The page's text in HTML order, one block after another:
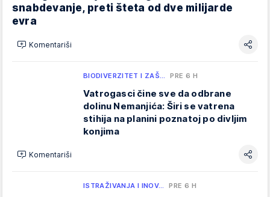
snabdevanje, preti šteta od dve milijarde
evra
Komentariši
BIODIVERZITET I ZAŠ… PRE 6 H
Vatrogasci čine sve da odbrane
dolinu Nemanjića: Širi se vatrena
stihija na planini poznatoj po divljim
konjima
Komentariši
ISTRAŽIVANJA I INOV… PRE 6 H